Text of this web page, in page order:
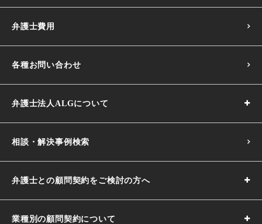
弁護士費用
各種お問い合わせ
弁護士法人ALGについて
相談・解決事例検索
弁護士との顧問契約をご検討の方へ
業種別の顧問契約について